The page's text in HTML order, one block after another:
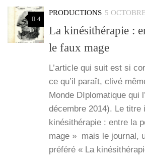
4
PRODUCTIONS 5
La kinésithérapie :
le faux mage
L’ar­ticle qui suit est si
ce qu’il paraît, cli­vé
Monde DIplo­ma­tique qui
décembre 2014). Le titre
kiné­si­thé­ra­pie : entre la
mage » mais le jour­nal,
pré­fé­ré « La